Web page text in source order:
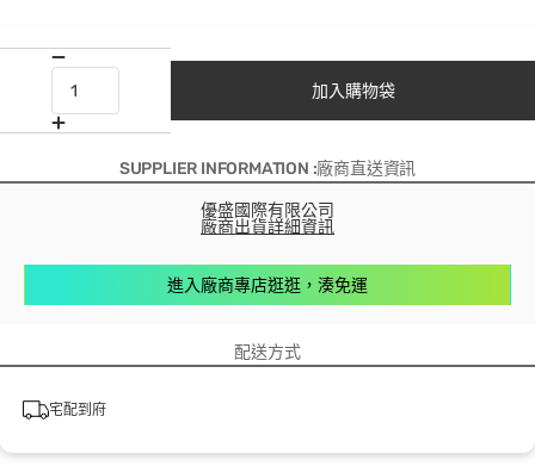
加入購物袋
SUPPLIER INFORMATION :廠商直送資訊
優盛國際有限公司
廠商出貨詳細資訊
進入廠商專店逛逛，湊免運
配送方式
宅配到府